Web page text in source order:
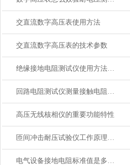
交直流数字高压表使用方法
交直流数字高压表的技术参数
绝缘接地电阻测试仪使用方法及测量注意
回路电阻测试仪测量接触电阻的原理以及回路电阻测试仪电流选择
高压无线核相仪的重要功能特性
匝间冲击耐压试验仪工作原理​及试验判断方法
电气设备接地电阻标准值是多少？标准接地电阻规范要求